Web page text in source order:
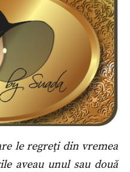
le regreţi din vremea
aveau unul sau două